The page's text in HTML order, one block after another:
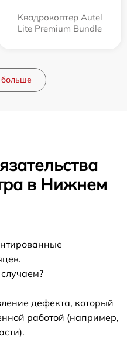
Квадрокоптер Autel
Lite Premium Bundle
в Нижнем
дефекта, который
работой (например,